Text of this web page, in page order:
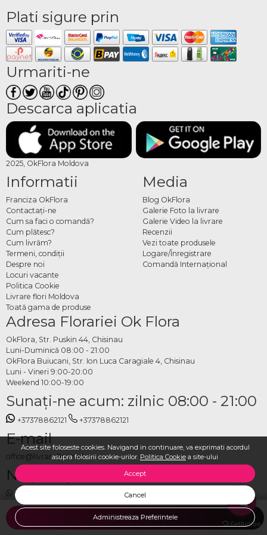
Acest site foloseste cookies. Navigand in continuare, va exprimati acordul
asupra folosirii cookie-urilor. Politica Cookie a site-ului
Accept
Cancel
Administreaza Preferintele
ADAUGA IN COS
Plati sigure prin
Urmariti-ne
Descarca aplicatia
2025, OkFlora Moldova
Informatii
Franciza OkFlora
Contactaţi-ne
Cum sa faci o comandă?
Cum plătesc?
Cum livrăm?
Termeni, condiţii
Despre noi
Locuri vacante
Politica Cookie
Livrare flori Moldova
Toată gama de produse
Media
Blog OkFlora
Galerie Foto la livrare
Galerie Video la livrare
Recenzii
Vezi toate produsele
Logare/Înregistrare
Comandă Internațional
Adresa Florariei Ok Flora
OkFlora, Str. Puskin 44, Chisinau
Luni-Duminică 08:00 - 21:00
OkFlora Buiucani, Str. Ion Luca Caragiale 4, Chisinau
Luni - Vineri 9:00-20:00
Weekend 10:00-19:00
Sunaţi-ne acum: zilnic 08:00 - 21:00
+37378862121 +37378862121
E-mail
office@livrareflori.md
Ne puteți contacta:
whatsapp